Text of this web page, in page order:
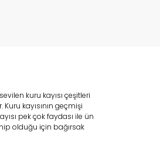
kuru kayısı çeşitleri
kayısının geçmişi
pek çok faydası ile ün
olduğu için bağırsak